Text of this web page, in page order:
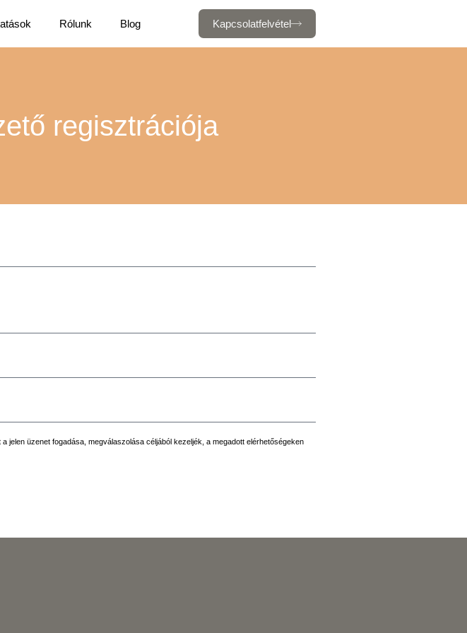
Rólunk Blog Kapcsolatfelvétel
regisztrációja
jelen üzenet fogadása, megválaszolása céljából kezeljék, a megadott elérhetőségeken